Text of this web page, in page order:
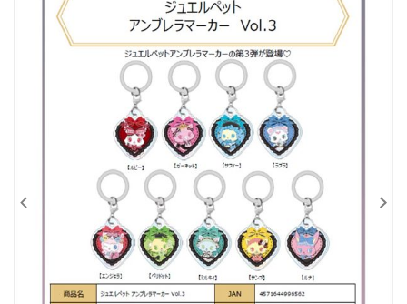
入荷スケジュールをチェック
カプセルトイマシン本体
カプセルトイ
販促用空カプセル
レンタル
景品・玩具・文具